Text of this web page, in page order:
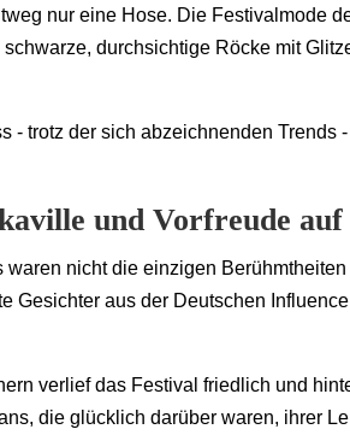
nur eine Hose. Die Festivalmode
durchsichtige Röcke mit
- trotz der sich abzeichnenden Trends
und Vorfreude auf
waren nicht die einzigen
Gesichter aus der Deutschen
verlief das Festival friedlich und
die glücklich darüber waren, ihrer